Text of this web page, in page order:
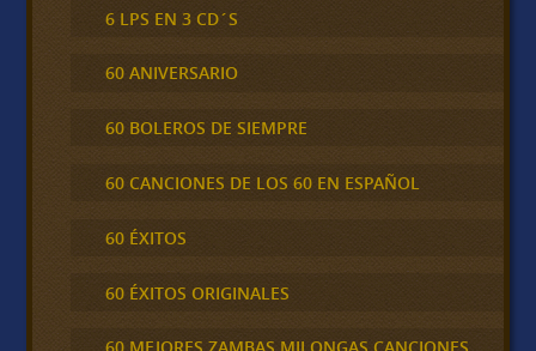
6 LPS EN 3 CD´S
60 ANIVERSARIO
60 BOLEROS DE SIEMPRE
60 CANCIONES DE LOS 60 EN ESPAÑOL
60 ÉXITOS
60 ÉXITOS ORIGINALES